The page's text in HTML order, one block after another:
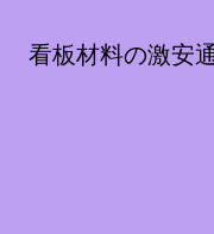
看板材料の激安